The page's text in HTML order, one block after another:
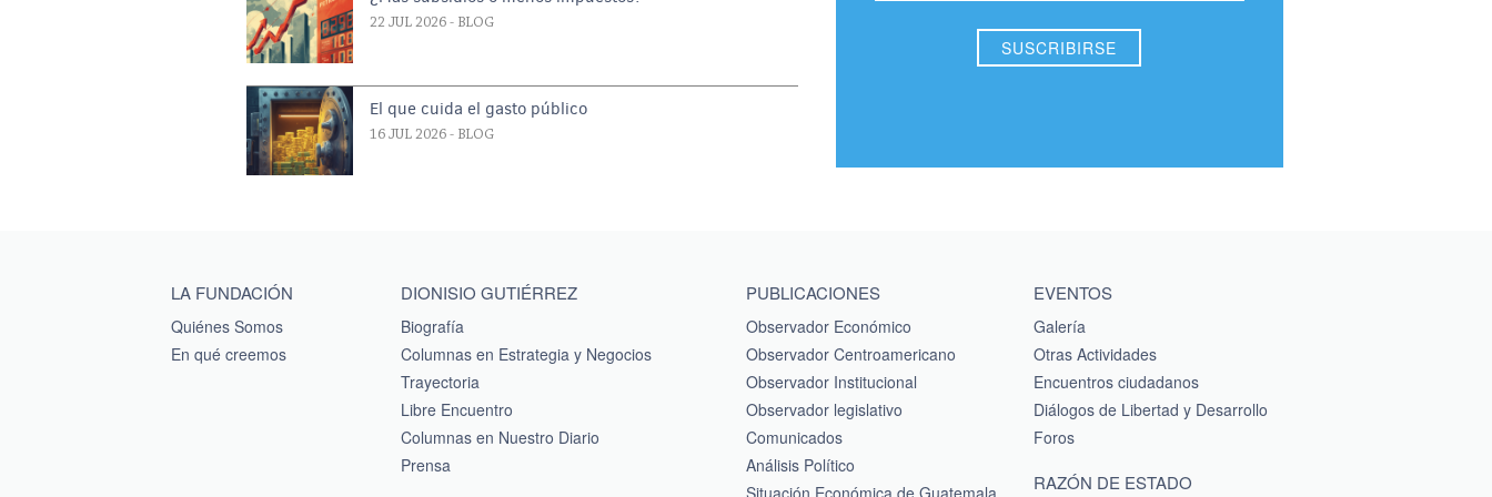
22 JUL 2026 - BLOG
El que cuida el gasto público
16 JUL 2026 - BLOG
Main menu footer
LA FUNDACIÓN
Quiénes Somos
En qué creemos
DIONISIO GUTIÉRREZ
Biografía
Columnas en Estrategia y Negocios
Trayectoria
Libre Encuentro
Columnas en Nuestro Diario
Prensa
PUBLICACIONES
Observador Económico
Observador Centroamericano
Observador Institucional
Observador legislativo
Comunicados
Análisis Político
Situación Económica de Guatemala
EVENTOS
Galería
Otras Actividades
Encuentros ciudadanos
Diálogos de Libertad y Desarrollo
Foros
RAZÓN DE ESTADO